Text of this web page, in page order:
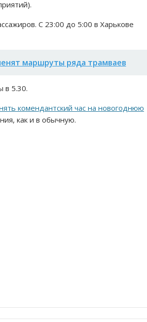
С 23:00 до 5:00 в Харькове
маршруты ряда трамваев
в 5.30.
комендантский час на новогоднюю
как и в обычную.